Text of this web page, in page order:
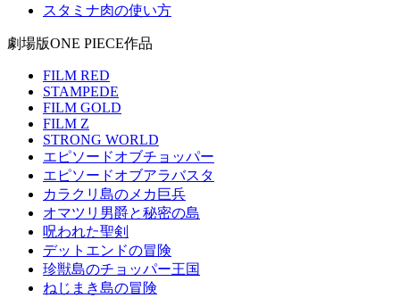
スタミナ肉の使い方
劇場版ONE PIECE作品
FILM RED
STAMPEDE
FILM GOLD
FILM Z
STRONG WORLD
エピソードオブチョッパー
エピソードオブアラバスタ
カラクリ島のメカ巨兵
オマツリ男爵と秘密の島
呪われた聖剣
デットエンドの冒険
珍獣島のチョッパー王国
ねじまき島の冒険